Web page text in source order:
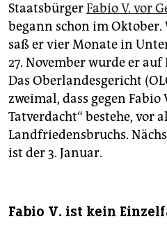
StaatsbürgerFabio V. vor
begann schon im Oktober.
saß er vier Monate in
27. November wurde er
Das Oberlandesgericht
zweimal, dass gegen Fabio
Tatverdacht“ bestehe, vor
Landfriedensbruchs.
ist der 3. Januar.
Fabio V. ist kein